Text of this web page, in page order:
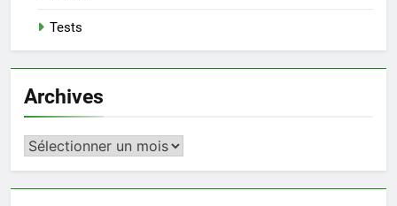
Tests
Archives
Archives